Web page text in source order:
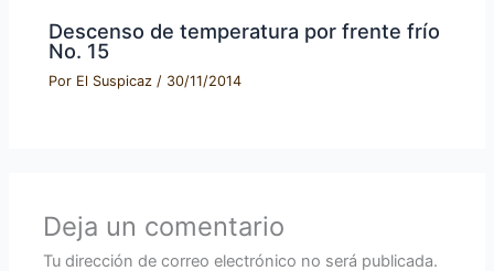
Descenso de temperatura por frente frío
No. 15
Por El Suspicaz/ 30/11/2014
Deja un comentario
Tu dirección de correo electrónico no será publicada.